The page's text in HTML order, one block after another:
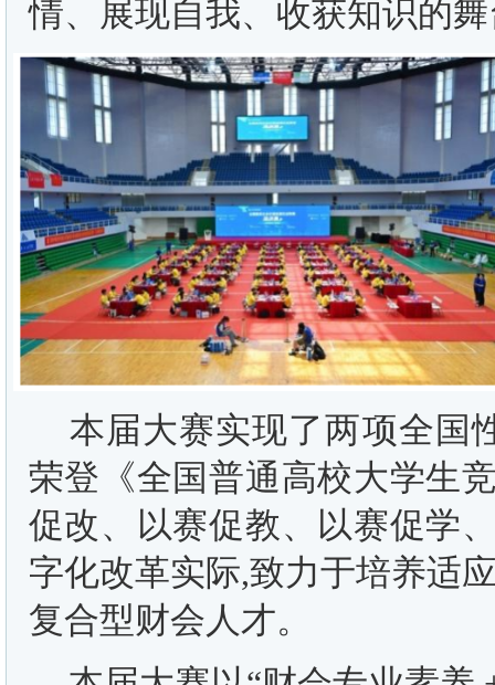
情、展现自我、收获知识的
本届大赛实现了两项全国
荣登《全国普通高校大学生
促改、以赛促教、以赛促学
字化改革实际,致力于培养适
复合型财会人才。